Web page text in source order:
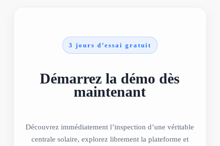
3 jours d’essai gratuit
Démarrez la démo dès
maintenant
Découvrez immédiatement l’inspection d’une véritable
centrale solaire, explorez librement la plateforme et